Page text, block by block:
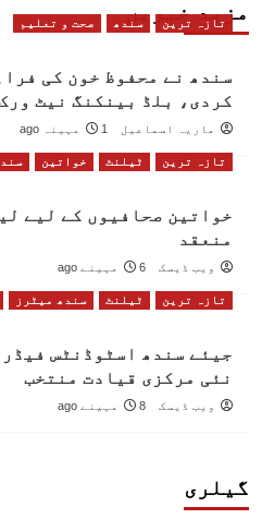
مزید خبریں
تازہ ترین سندھ صحت و تعلیم
سندھ نے محفوظ خون کی
کردی، بلڈ بینکنگ نیٹ
ماریہ اسماعیل 1 مہینہ ago
تازہ ترین ٹیلنٹ خواتین
خواتین صحافیوں کے لیے
منعقد
ویب ڈیسک 6 مہینے ago
تازہ ترین ٹیلنٹ سندھ میٹرز
جیئے سندھ اسٹوڈنٹس
نئی مرکزی قیادت منتخب
ویب ڈیسک 8 مہینے ago
گیلری